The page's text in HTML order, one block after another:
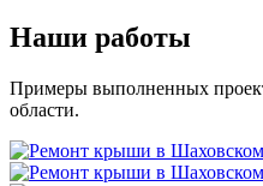
Наши работы
Примеры выполненных
области.